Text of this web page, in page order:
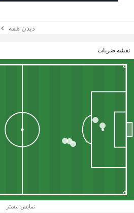
دیدن همه
نقشه ضربات
نمایش بیشتر